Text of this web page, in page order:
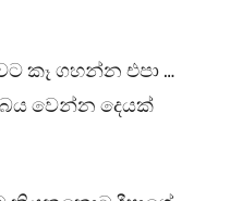
කෑ ගහන්න එපා …
වෙන්න දෙයක්